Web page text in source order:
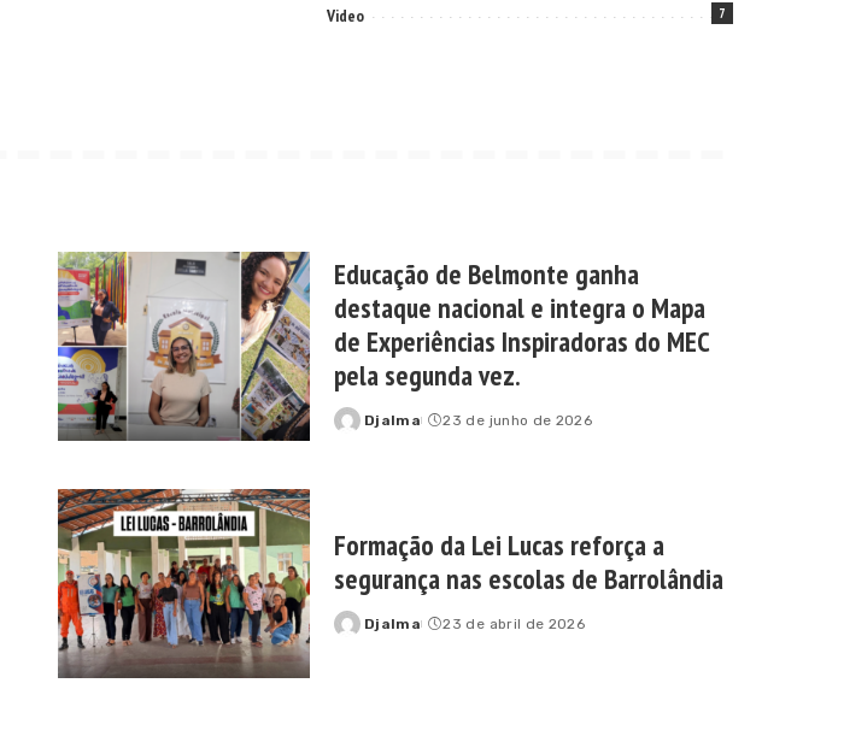
Video 7
Educação de Belmonte ganha
destaque nacional e integra o Mapa
de Experiências Inspiradoras do MEC
pela segunda vez.
Posted
Djalma 23 de junho de 2026
Formação da Lei Lucas reforça a
segurança nas escolas de Barrolândia
Posted
Djalma 23 de abril de 2026